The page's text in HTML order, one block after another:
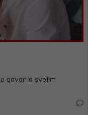
govori o svojim